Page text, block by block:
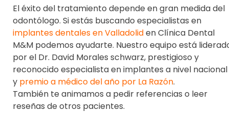
El éxito del tratamiento depende en gran medida del
odontólogo. Si estás buscando especialistas en
implantes dentales en ValladolidenClínica Dental
M&M podemos ayudarte. Nuestro equipo está
por el Dr. David Morales schwarz, prestigioso y
reconocido especialista en implantes a nivel nacional
y premio a médico del año por La Razón.
También te animamos a pedir referencias o leer
reseñas de otros pacientes.